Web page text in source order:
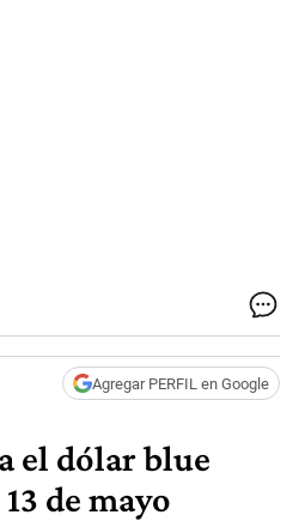
Agregar PERFIL en Google
el dólar blue
de mayo